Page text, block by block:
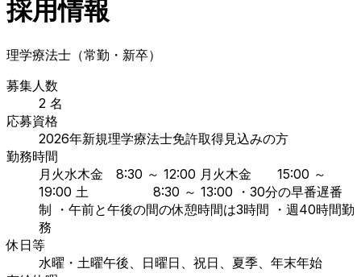
採用情報
理学療法士（常勤・新卒）
募集人数
2 名
応募資格
2026年新規理学療法士免許取得見込みの方
勤務時間
月火水木金 8:30 ～ 12:00 月火木金 15:00 ～
19:00 土 8:30 ～ 13:00 ・30分の早番遅番
制 ・午前と午後の間の休憩時間は3時間 ・週40時間勤
務
休日等
水曜・土曜午後、日曜日、祝日、夏季、年末年始